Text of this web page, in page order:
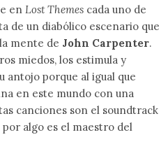
enLost Themes cada uno de
de un diabólico escenario que
mente de John Carpenter.
miedos, los estimula y
antojo porque al igual que
en este mundo con una
canciones son el soundtrack
algo es el maestro del